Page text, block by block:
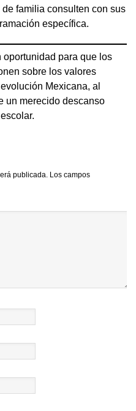
familia consulten con sus
específica.
oportunidad para que los
sobre los valores
Mexicana, al
un merecido descanso
publicada. Los campos